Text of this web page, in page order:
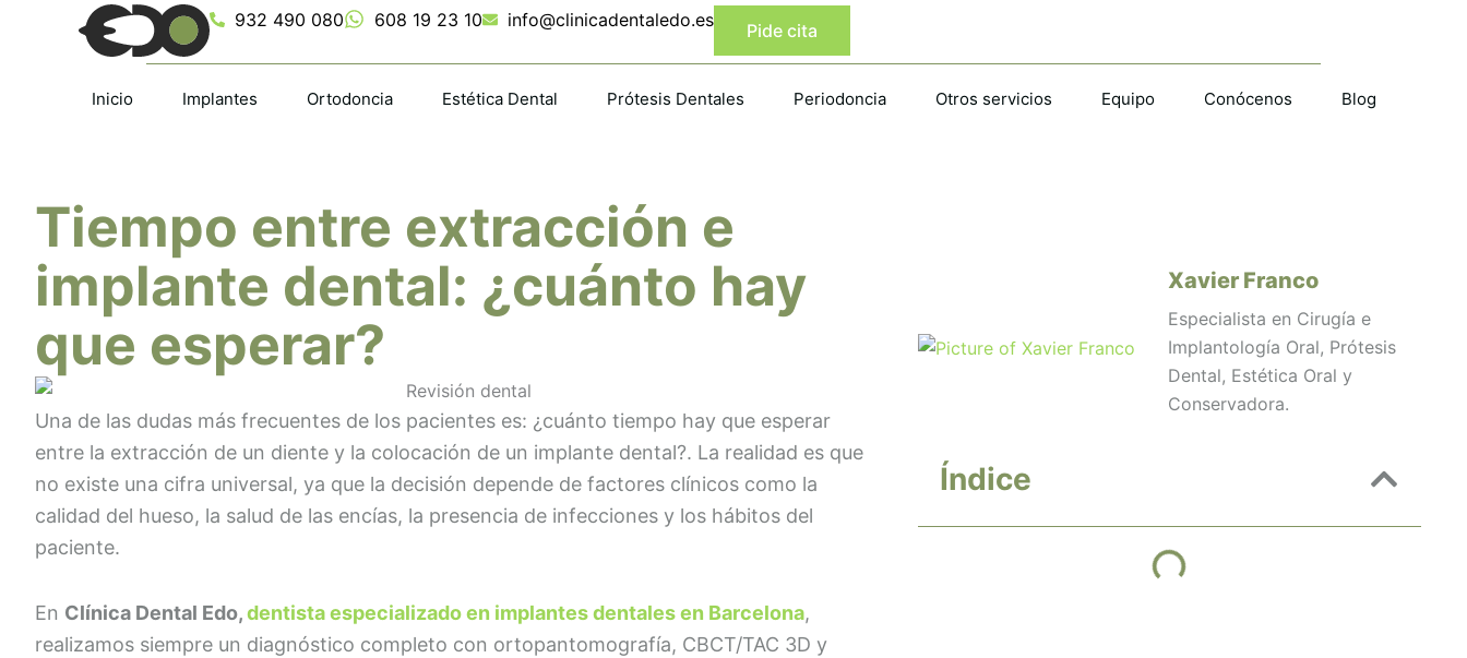
932 490 080 608 19 23 10 info@clinicadentaledo.es Pide cita
Inicio Implantes Ortodoncia Estética Dental Prótesis Dentales Periodoncia Otros servicios Equipo Conócenos Blog
Tiempo entre extracción e
implante dental: ¿cuánto hay
que esperar?
Una de las dudas más frecuentes de los pacientes es: ¿cuánto tiempo hay que esperar
entre la extracción de un diente y la colocación de un implante dental?. La realidad es que
no existe una cifra universal, ya que la decisión depende de factores clínicos como la
calidad del hueso, la salud de las encías, la presencia de infecciones y los hábitos del
paciente.
En Clínica Dental Edo,dentista especializado en implantes dentales en Barcelona,
realizamos siempre un diagnóstico completo con ortopantomografía, CBCT/TAC 3D y
Xavier Franco
Especialista en Cirugía e
Implantología Oral, Prótesis
Dental, Estética Oral y
Conservadora.
Índice